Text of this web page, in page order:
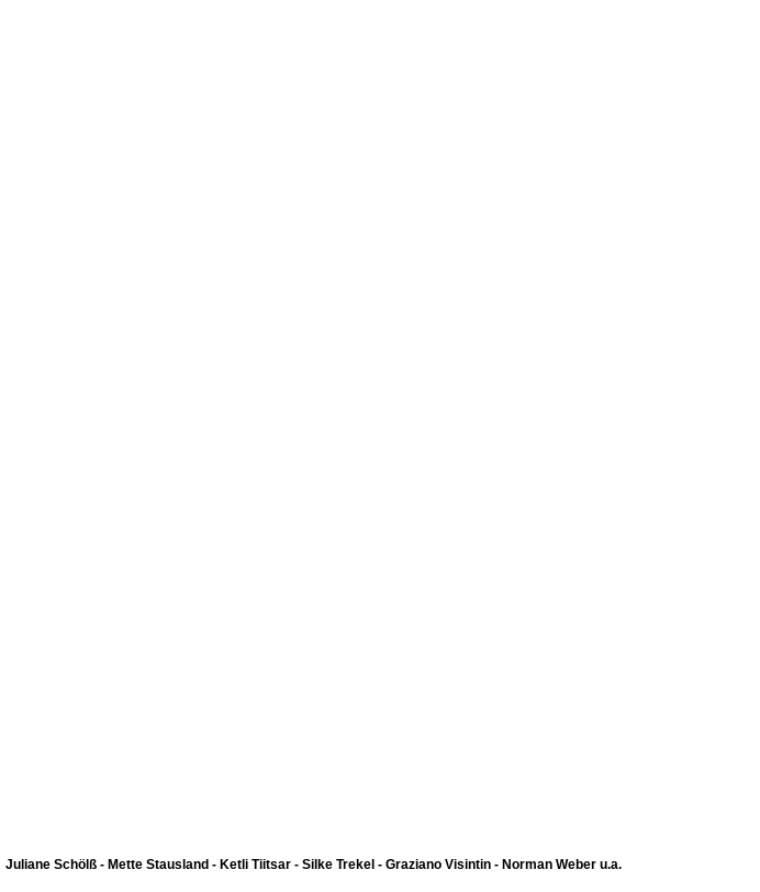
Juliane Schölß - Mette Stausland - Ketli Tiitsar - Silke Trekel - Graziano Visintin - Norman Weber u.a.